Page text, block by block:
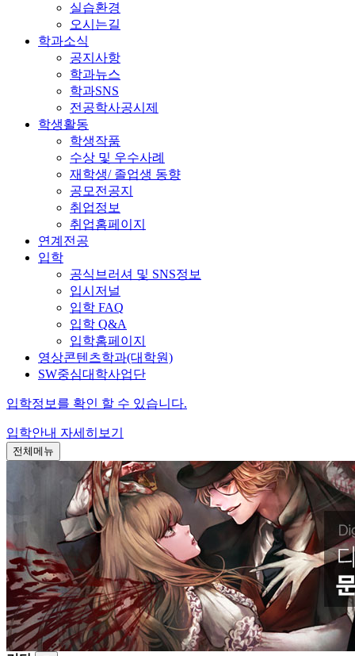
실습환경
오시는길
학과소식
공지사항
학과뉴스
학과SNS
전공학사공시제
학생활동
학생작품
수상 및 우수사례
재학생/ 졸업생 동향
공모전공지
취업정보
취업홈페이지
연계전공
입학
공식브러셔 및 SNS정보
입시저널
입학 FAQ
입학 Q&A
입학홈페이지
영상콘텐츠학과(대학원)
SW중심대학사업단
입학정보를 확인 할 수 있습니다.
입학안내 자세히보기
전체메뉴